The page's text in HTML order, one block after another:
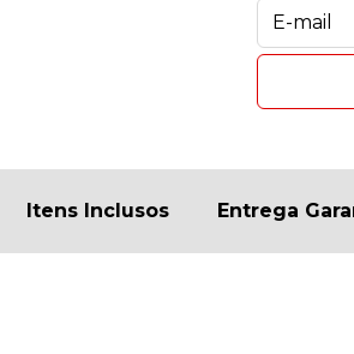
Itens Inclusos Entrega